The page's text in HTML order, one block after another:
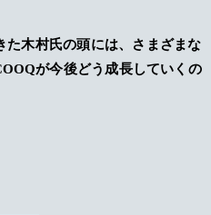
た木村氏の頭には、さまざまな
が今後どう成長していくの